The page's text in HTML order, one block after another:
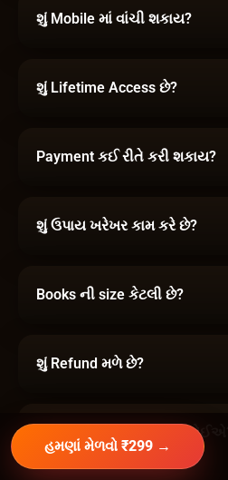
શું Mobile માં વાંચી શકાય?
શું Lifetime Access છે?
Payment કઈ રીતે કરી શકાય?
શું ઉપાય ખરેખર કામ કરે છે?
Books ની size કેટલી છે?
શું Refund મળે છે?
ઉપાય માટે મોંઘી સામગ્રી જોઈએ?
હમણાં મેળવો ₹299 →